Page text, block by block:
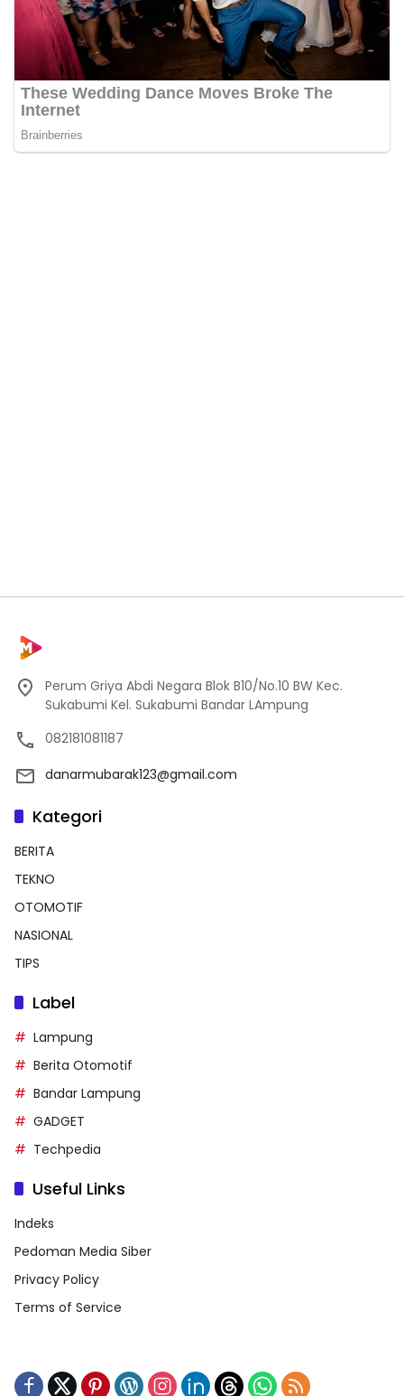
Perum Griya Abdi Negara Blok B10/No.10 BW Kec.
Sukabumi Kel. Sukabumi Bandar LAmpung
082181081187
danarmubarak123@gmail.com
Kategori
BERITA
TEKNO
OTOMOTIF
NASIONAL
TIPS
Label
Lampung
Berita Otomotif
Bandar Lampung
GADGET
Techpedia
Useful Links
Indeks
Pedoman Media Siber
Privacy Policy
Terms of Service